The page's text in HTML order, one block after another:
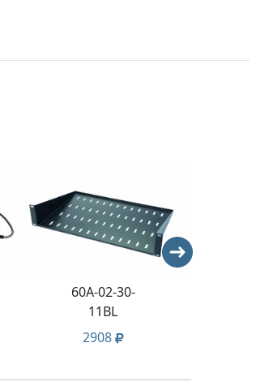
60A-02-30-
11BL
2908